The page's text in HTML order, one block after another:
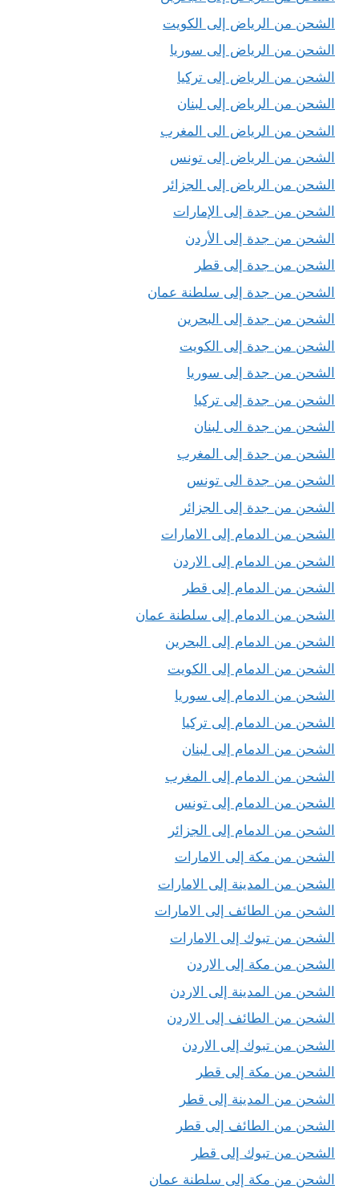
الشحن من الرياض إلى الكويت
الشحن من الرياض إلى سوريا
الشحن من الرياض إلى تركيا
الشحن من الرياض إلى لبنان
الشحن من الرياض الى المغرب
الشحن من الرياض إلى تونس
الشحن من الرياض إلى الجزائر
الشحن من جدة إلى الإمارات
الشحن من جدة إلى الأردن
الشحن من جدة إلى قطر
الشحن من جدة إلى سلطنة عمان
الشحن من جدة إلى البحرين
الشحن من جدة إلى الكويت
الشحن من جدة إلى سوريا
الشحن من جدة إلى تركيا
الشحن من جدة الى لبنان
الشحن من جدة إلى المغرب
الشحن من جدة الى تونس
الشحن من جدة إلى الجزائر
الشحن من الدمام إلى الامارات
الشحن من الدمام إلى الاردن
الشحن من الدمام إلى قطر
الشحن من الدمام إلى سلطنة عمان
الشحن من الدمام إلى البحرين
الشحن من الدمام إلى الكويت
الشحن من الدمام إلى سوريا
الشحن من الدمام إلى تركيا
الشحن من الدمام إلى لبنان
الشحن من الدمام إلى المغرب
الشحن من الدمام إلى تونس
الشحن من الدمام إلى الجزائر
الشحن من مكة إلى الامارات
الشحن من المدينة إلى الامارات
الشحن من الطائف إلى الامارات
الشحن من تبوك إلى الامارات
الشحن من مكة إلى الاردن
الشحن من المدينة إلى الاردن
الشحن من الطائف إلى الاردن
الشحن من تبوك إلى الاردن
الشحن من مكة إلى قطر
الشحن من المدينة إلى قطر
الشحن من الطائف إلى قطر
الشحن من تبوك إلى قطر
الشحن من مكة إلى سلطنة عمان